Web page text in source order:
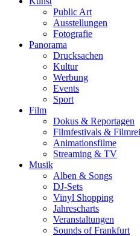
Public Art
Ausstellungen
Fotografie
Panorama
Drucksachen
Kultur
Werbung
Events
Sport
Film
Dokus & Reportagen
Filmfestivals &
Animationsfilme
Streaming & TV
Musik
Alben & Songs
DJ-Sets
Vinyl Shopping
Jahrescharts
Veranstaltungen
Sounds of Frankfurt